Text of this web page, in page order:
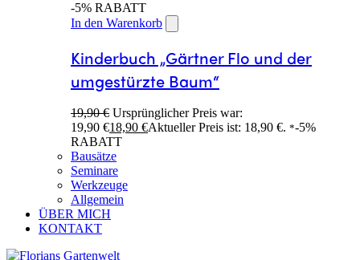
-5% RABATT
In den Warenkorb
Kinderbuch „Gärtner Flo und der
umgestürzte Baum“
19,90€ Ursprünglicher Preis war:
19,90 €18,90 €Aktueller Preis ist: 18,90 €. *-5%
RABATT
Bausätze
Seminare
Werkzeuge
Allgemein
ÜBER MICH
KONTAKT